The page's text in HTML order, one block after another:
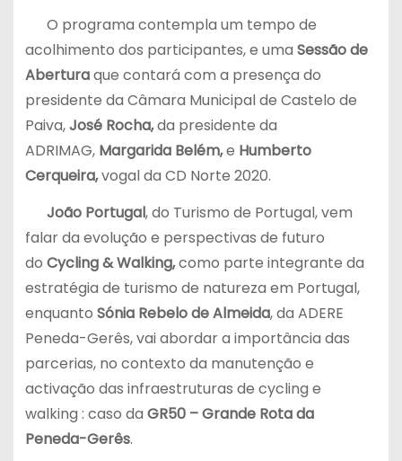
O programa contempla um tempo de
acolhimento dos participantes, e uma Sessão de
Aberturaque contará com a presença do
presidente da Câmara Municipal de Castelo de
Paiva,José Rocha,da presidente da
ADRIMAG,Margarida Belém,e Humberto
Cerqueira,vogal da CD Norte 2020.
João Portugal, do Turismo de Portugal, vem
falar da evolução e perspectivas de futuro
do Cycling & Walking,como parte integrante da
estratégia de turismo de natureza em Portugal,
enquanto Sónia Rebelo de Almeida, da ADERE
Peneda-Gerês, vai abordar a importância das
parcerias, no contexto da manutenção e
activação das infraestruturas de cycling e
walking : caso da GR50 – Grande Rota da
Peneda-Gerês.